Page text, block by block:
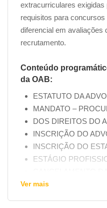
extracurriculares exigidas
requisitos para
diferencial em avaliações
recrutamento.
Conteúdo
da OAB:
ESTATUTO DA
MANDATO –
DOS DIREITOS DO
INSCRIÇÃO DO
INSCRIÇÃO DO
ESTÁGIO
NOVO PEDIDO DE
Ver mais